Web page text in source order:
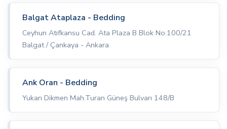
Balgat Ataplaza - Bedding
Ceyhun Atıfkansu Cad. Ata Plaza B Blok No:100/21
Balgat / Çankaya - Ankara
Ank Oran - Bedding
Yukarı Dikmen Mah.Turan Güneş Bulvarı 148/B